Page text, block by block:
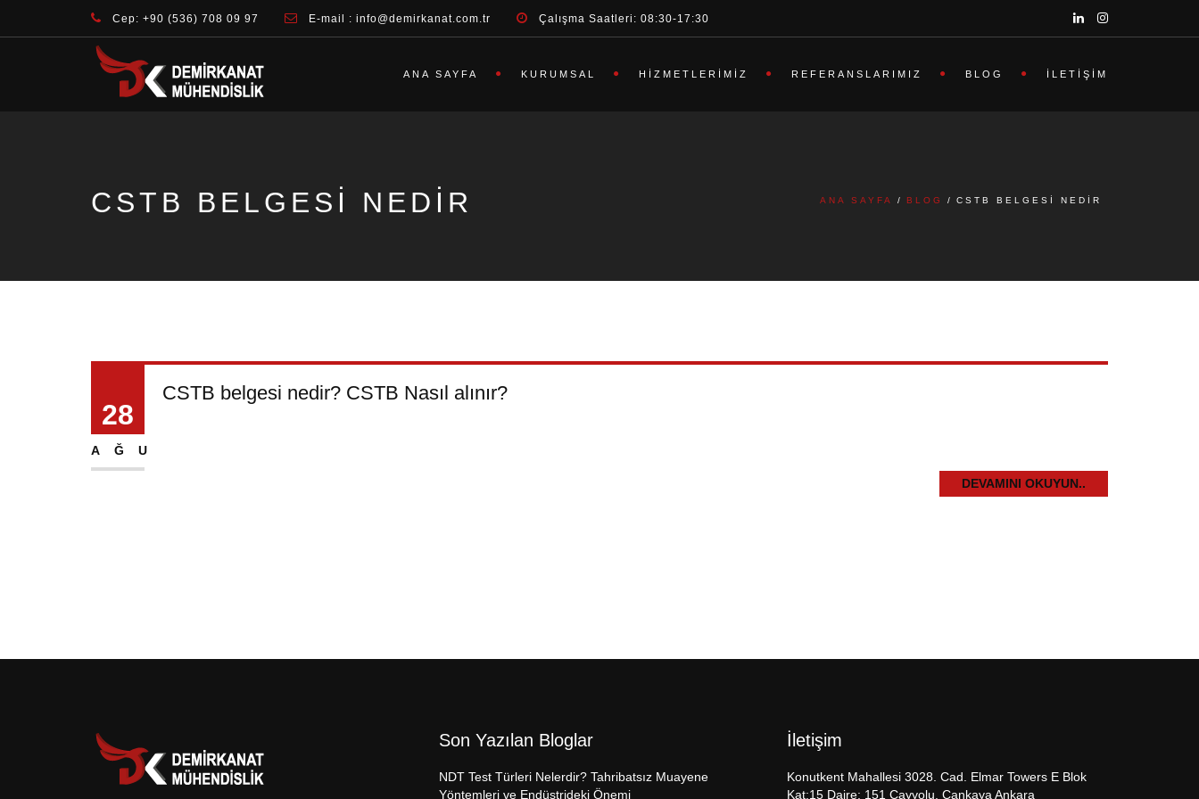
Cep: +90 (536) 708 09 97 E-mail : info@demirkanat.com.tr Çalışma Saatleri: 08:30-17:30
ANA SAYFA KURUMSAL HIZMETLERIMIZ REFERANSLARIMIZ BLOG İLETIŞIM
CSTB BELGESI NEDIR ANA SAYFA BLOG CSTB BELGESI NEDIR
28
AĞU
CSTB belgesi nedir? CSTB Nasıl alınır?
DEVAMINI OKUYUN..
Son Yazılan Bloglar
NDT Test Türleri Nelerdir? Tahribatsız Muayene
Yöntemleri ve Endüstrideki Önemi
İletişim
Konutkent Mahallesi 3028. Cad. Elmar Towers E Blok
Kat:15 Daire: 151 Çayyolu, Çankaya Ankara